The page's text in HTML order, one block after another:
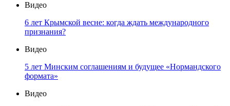
Видео
6 лет Крымской весне: когда ждать международного
признания?
Видео
5 лет Минским соглашениям и будущее «Нормандского
формата»
Видео